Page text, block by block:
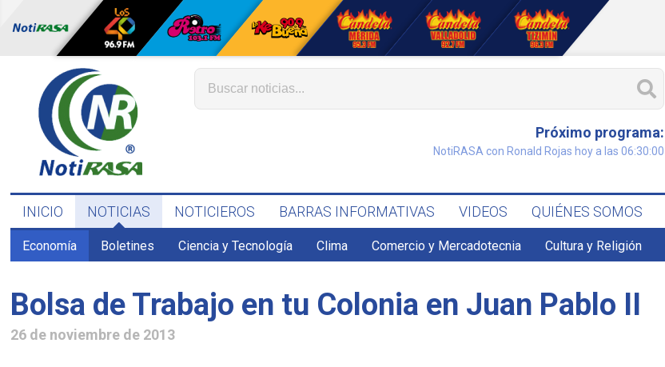
Próximo programa:
NotiRASA con Ronald Rojas hoy a las 06:30:00
INICIO NOTICIAS NOTICIEROS BARRAS INFORMATIVAS VIDEOS QUIÉNES SOMOS
Economía Boletines Ciencia y Tecnología Clima Comercio y Mercadotecnia Cultura y Religión
Bolsa de Trabajo en tu Colonia en Juan Pablo II
26 de noviembre de 2013